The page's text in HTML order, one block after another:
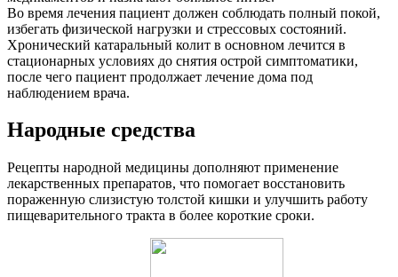
Во время лечения пациент должен соблюдать полный покой,
избегать физической нагрузки и стрессовых состояний.
Хронический катаральный колит в основном лечится в
стационарных условиях до снятия острой симптоматики,
после чего пациент продолжает лечение дома под
наблюдением врача.
Народные средства
Рецепты народной медицины дополняют применение
лекарственных препаратов, что помогает восстановить
пораженную слизистую толстой кишки и улучшить работу
пищеварительного тракта в более короткие сроки.